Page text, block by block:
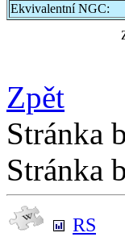
Ekvivalentní NGC:
Zpět
Stránka
Stránka
RS